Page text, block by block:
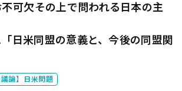
可欠――その上で問われる日本の主
日米同盟の意義と、今後の同盟関
議論】日米問題